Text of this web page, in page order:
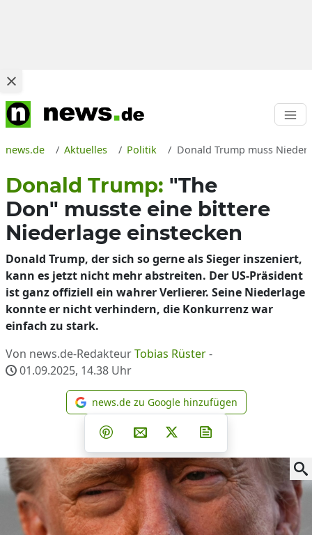
news.de Aktuelles Politik Donald Trump muss
Donald Trump: "The
Don" musste eine bittere
Niederlage einstecken
Donald Trump, der sich so gerne als Sieger inszeniert,
kann es jetzt nicht mehr abstreiten. Der US-Präsident
ist ganz offiziell ein wahrer Verlierer. Seine Niederlage
konnte er nicht verhindern, die Konkurrenz war
einfach zu stark.
Von news.de-RedakteurTobias Rüster-
01.09.2025, 14.38 Uhr
news.de zu Google
news.de zu Google hinzufügen
Teilen auf Facebook
Teilen auf Whatsapp
Teilen auf Telegram
Teilen auf Pinterest
Per E-Mail teilen
Post auf X